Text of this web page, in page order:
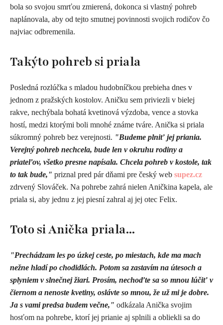
bola so svojou smrťou zmierená, dokonca si vlastný pohreb
naplánovala, aby od tejto smutnej povinnosti svojich rodičov čo
najviac odbremenila.
Takýto pohreb si priala
Posledná rozlúčka s mladou hudobníčkou prebieha dnes v
jednom z pražských kostolov. Aničku sem priviezli v bielej
rakve, nechýbala bohatá kvetinová výzdoba, vence a stovka
hostí, medzi ktorými boli mnohé známe tváre. Anička si priala
súkromný pohreb bez verejnosti. "Budeme plniť jej priania.
Verejný pohreb nechcela, bude len v okruhu rodiny a
priateľov, všetko presne napísala. Chcela pohreb v kostole, tak
to tak bude," priznal pred pár dňami pre český web supez.cz
zdrvený Slováček. Na pohrebe zahrá nielen Aničkina kapela, ale
priala si, aby jednu z jej piesní zahral aj jej otec Felix.
Toto si Anička priala...
"Prechádzam les po úzkej ceste, po miestach, kde ma mach
nežne hladí po chodidlách. Potom sa zastavím na útesoch a
splyniem v slnečnej žiari. Prosím, nechoďte sa so mnou lúčiť v
čiernom a nenoste kvetiny, oslávte so mnou, že už mi je dobre.
Ja s vami predsa budem večne," odkázala Anička svojim
hosťom na pohrebe, ktorí jej prianie aj splnili a obliekli sa do